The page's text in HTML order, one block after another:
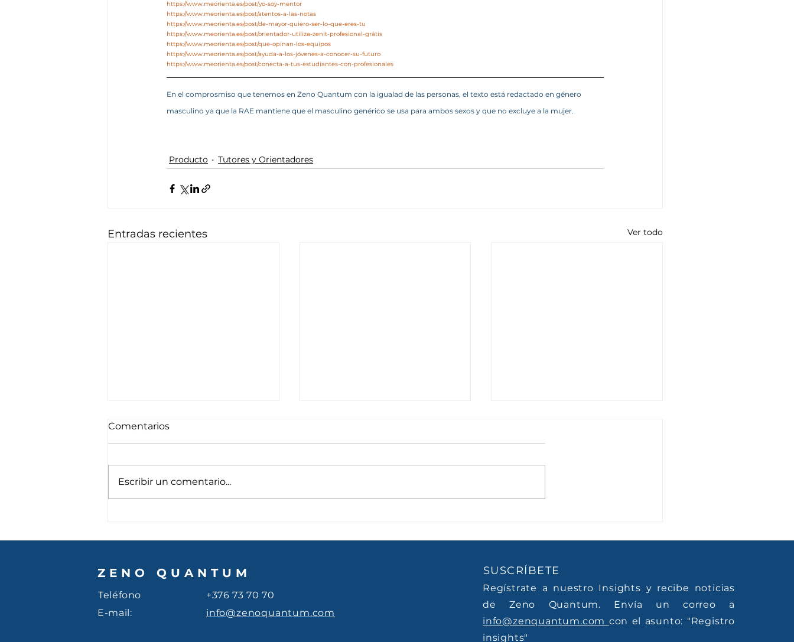
https://www.meorienta.es/post/yo-soy-mentor
https://www.meorienta.es/post/atentos-a-las-notas
https://www.meorienta.es/post/de-mayor-quiero-ser-lo-que-eres-tu
https://www.meorienta.es/post/orientador-utiliza-zenit-profesional-grátis
https://www.meorienta.es/post/que-opinan-los-equipos
https://www.meorienta.es/post/ayuda-a-los-jóvenes-a-conocer-su-futuro
https://www.meorienta.es/post/conecta-a-tus-estudiantes-con-profesionales
En el comprosmiso que tenemos en Zeno Quantum con la igualad de las personas, el texto está redactado en género
masculino ya que la RAE mantiene que el masculino genérico se usa para ambos sexos y que no excluye a la mujer.
Producto Tutores y Orientadores
Entradas recientes Ver todo
artificial?
Comentarios
Escribir un comentario...
ZENO QUANTUM
Teléfono
+376 73 70 70
E-mail:
info@zenoquantum.com
SUSCRÍBETE
Regístrate a nuestro Insights y recibe noticias
de Zeno Quantum. Envía un correo a
info@zenquantum.com con el asunto: "Registro
insights"